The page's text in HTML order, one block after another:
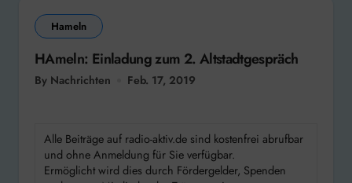
Hameln
HAmeln: Einladung zum 2. Altstadtgespräch
By Nachrichten Feb. 17, 2019
Alle Beiträge auf radio-aktiv.de sind kostenfrei abrufbar
und ohne Anmeldung für Sie verfügbar.
Ermöglicht wird dies durch Fördergelder, Spenden